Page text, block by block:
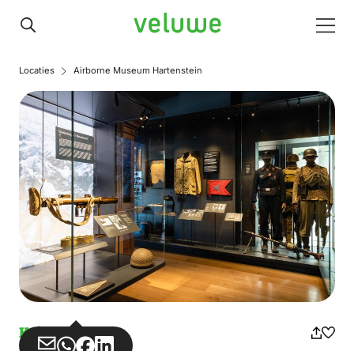
Veluwe
Locaties Airborne Museum Hartenstein
Kriegsmuseum
TeilenTeilenTeilenTeilen